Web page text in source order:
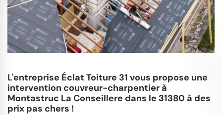
L'entreprise Éclat Toiture 31 vous propose une
intervention couvreur-charpentier à
Montastruc La Conseillere dans le 31380 à des
prix pas chers !